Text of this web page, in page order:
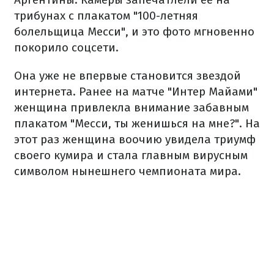
трибунах с плакатом "100-летняя
болельщица Месси", и это фото мгновенно
покорило соцсети.
Она уже не впервые становится звездой
интернета. Ранее на матче "Интер Майами"
женщина привлекла внимание забавным
плакатом "Месси, ты женишься на мне?". На
этот раз женщина воочию увидела триумф
своего кумира и стала главным вирусным
символом нынешнего чемпионата мира.